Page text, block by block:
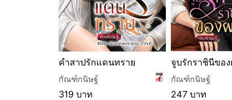
คำสาปรักแดนทราย
กัณฑ์กนิษฐ์
319 บาท
จูบรักราชินีขอ
กัณฑ์กนิษฐ์
247 บาท